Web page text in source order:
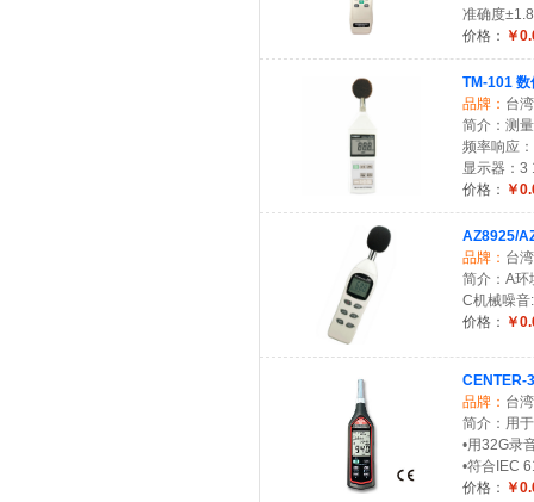
准确度
价格： ￥
TM-101 数
品牌： 台
简介：测
频率响应
显示器：3
价格： ￥
AZ8925/
品牌： 台
简介：A环
C机械噪
价格： ￥
CENTER-
品牌： 台
简介：用
•用32G录
•符合IEC
价格： ￥